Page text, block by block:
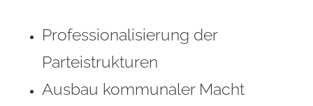
Professionalisierung der
Parteistrukturen
Ausbau kommunaler Macht